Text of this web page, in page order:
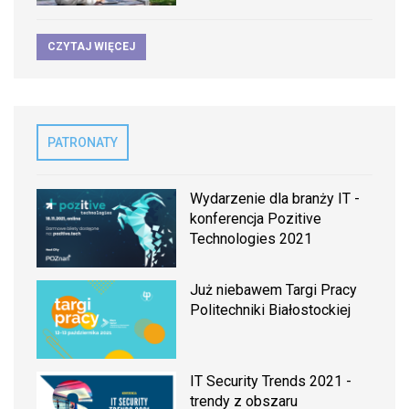
CZYTAJ WIĘCEJ
PATRONATY
Wydarzenie dla branży IT -
konferencja Pozitive
Technologies 2021
Już niebawem Targi Pracy
Politechniki Białostockiej
IT Security Trends 2021 -
trendy z obszaru